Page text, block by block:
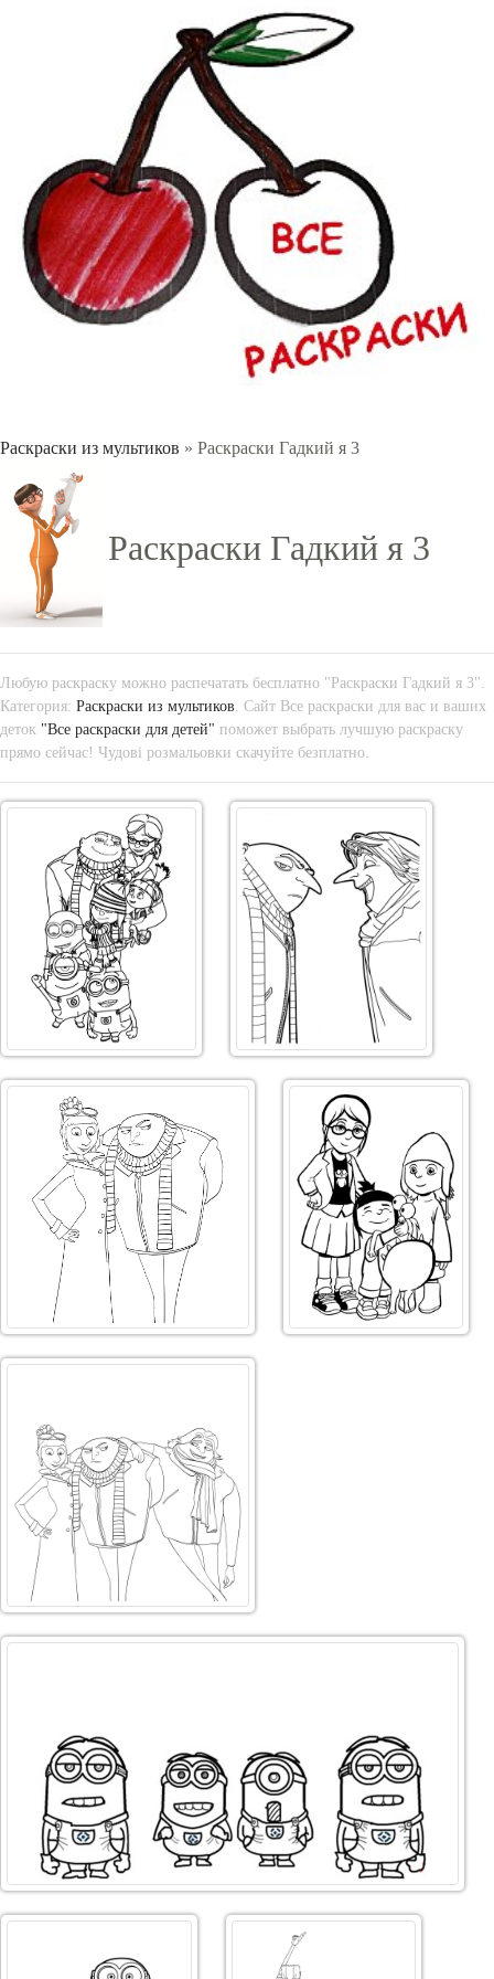
Раскраски из мультиков » Раскраски Гадкий я 3
Раскраски Гадкий я 3
Любую раскраску можно распечатать бесплатно "Раскраски Гадкий я 3".
Категория: Раскраски из мультиков . Сайт Все раскраски для вас и ваших
деток "Все раскраски для детей" поможет выбрать лучшую раскраску
прямо сейчас! Чудові розмальовки скачуйте безплатно.